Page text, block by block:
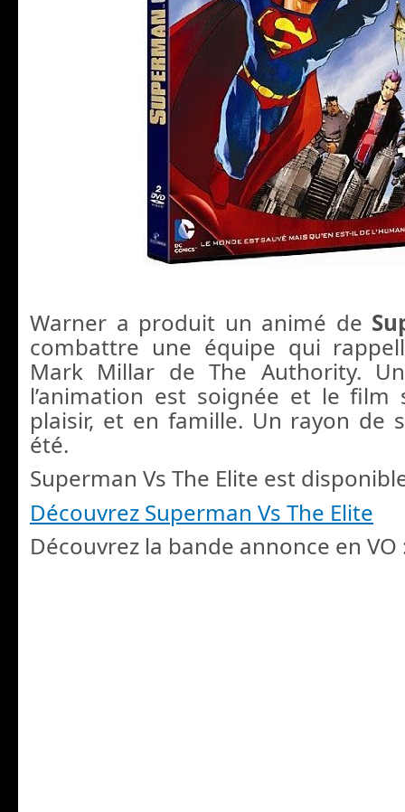
Warner a produit un animé de
combattre une équipe qui
Mark Millar de The Authority.
l’animation est soignée et le film
plaisir, et en famille. Un rayon de
été.
Superman Vs The Elite est
Découvrez Superman Vs The Elite
Découvrez la bande annonce en VO